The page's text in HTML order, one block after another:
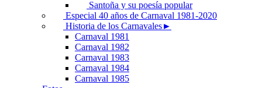
Santoña y su poesía popular
Especial 40 años de Carnaval 1981-2020
Historia de los Carnavales►
Carnaval 1981
Carnaval 1982
Carnaval 1983
Carnaval 1984
Carnaval 1985